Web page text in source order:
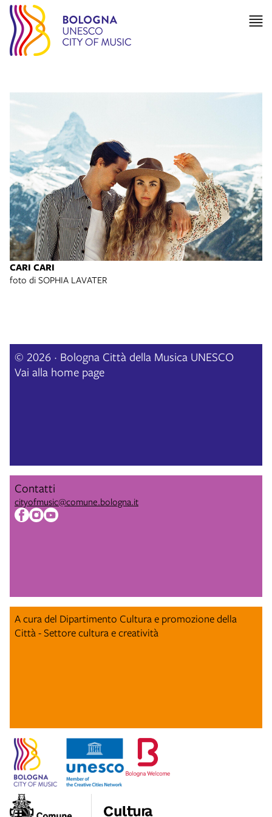
CARI CARI
foto di SOPHIA LAVATER
© 2026 · Bologna Città della Musica UNESCO
Vai alla home page
Contatti
cityofmusic@comune.bologna.it
A cura del Dipartimento Cultura e promozione della
Città - Settore cultura e creatività